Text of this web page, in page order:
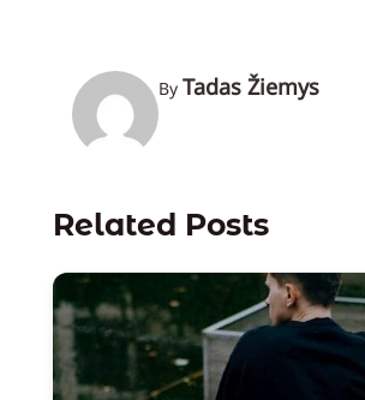
By Tadas Žiemys
Related Posts